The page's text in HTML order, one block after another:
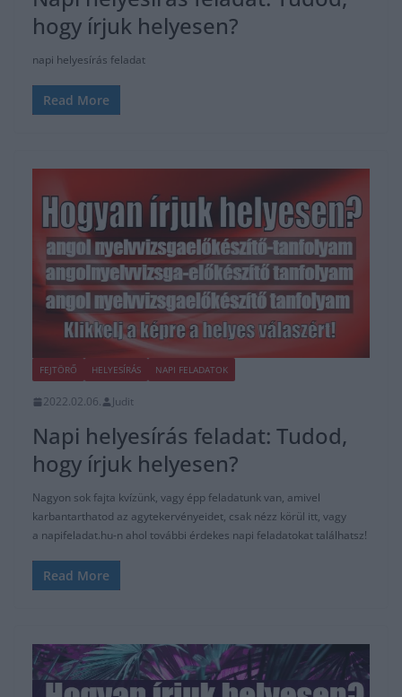
hogy írjuk helyesen?
napi helyesírás feladat
Read More
FEJTÖRŐ HELYESÍRÁS NAPI FELADATOK
2022.02.06. Judit
Napi helyesírás feladat: Tudod,
hogy írjuk helyesen?
Nagyon sok fajta kvízünk, vagy épp feladatunk van, amivel
karbantarthatod az agytekervényeidet, csak nézz körül itt, vagy
a napifeladat.hu-n ahol további érdekes napi feladatokat találhatsz!
Read More